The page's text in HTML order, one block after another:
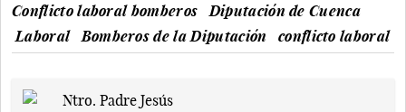
Conflicto laboral bomberos
Diputación de Cuenca
Laboral
Bomberos de la Diputación conflicto laboral